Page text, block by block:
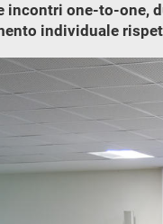
incontri one-to-one,
individuale